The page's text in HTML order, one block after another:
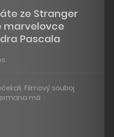
ze Stranger
marvelovce
Pascala
Filmový souboj
má